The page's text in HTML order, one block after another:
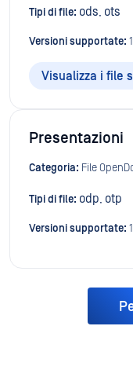
Tipi di file: ods, ots
Versioni supportate:
Visualizza i file
Presentazioni
Categoria: File
Tipi di file: odp, otp
Versioni supportate: